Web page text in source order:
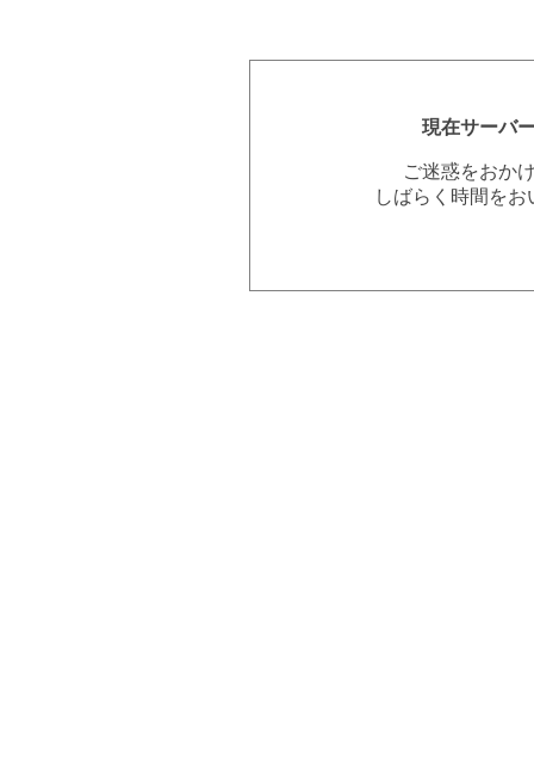
現在サーバ
ご迷惑をおか
しばらく時間を